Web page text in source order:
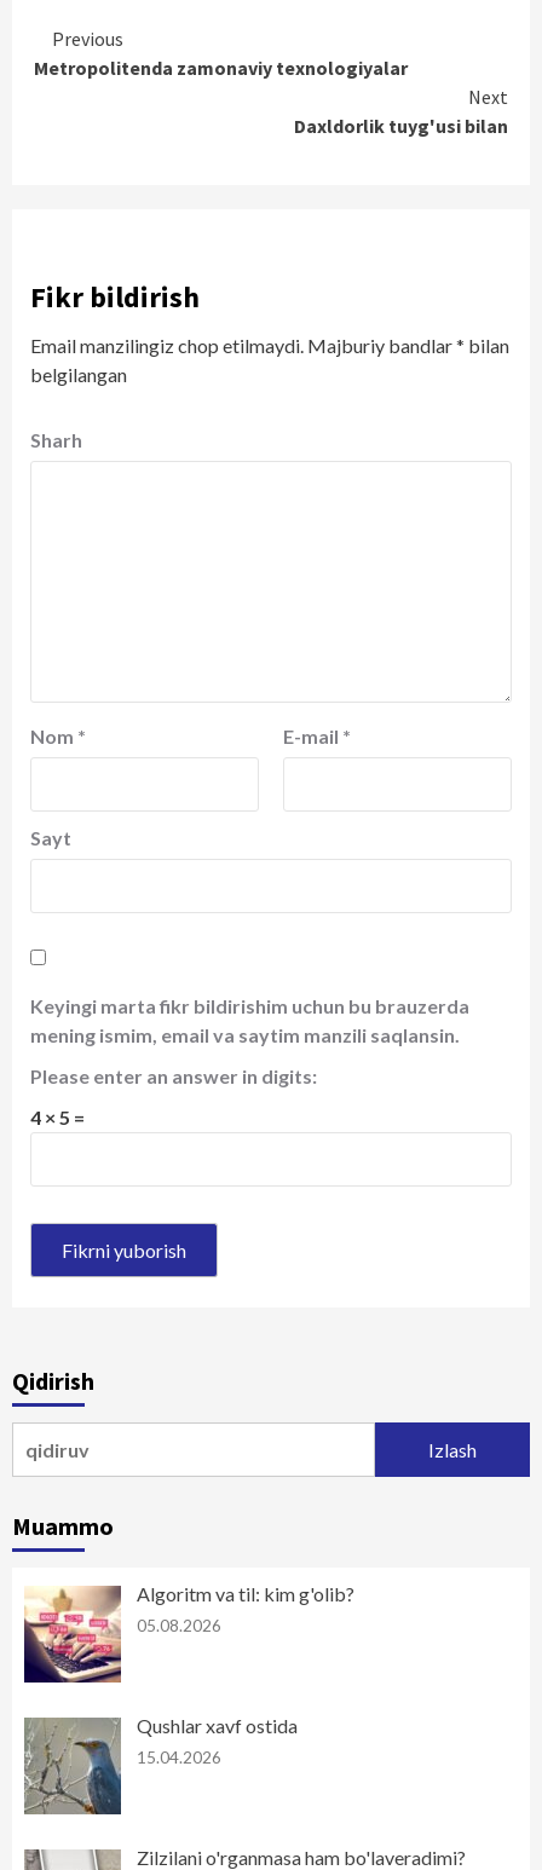
Continue
Reading
Previous
Metropolitenda zamonaviy texnologiyalar
Next
Daxldorlik tuyg'usi bilan
Fikr bildirish
Email manzilingiz chop etilmaydi. Majburiy bandlar* bilan
belgilangan
Sharh
Nom * E-mail *
Sayt
Keyingi marta fikr bildirishim uchun bu brauzerda
mening ismim, email va saytim manzili saqlansin.
Please enter an answer in digits:
4 × 5 =
Qidirish
Muammo
Algoritm va til: kim g'olib?
05.08.2026
Qushlar xavf ostida
15.04.2026
Zilzilani o'rganmasa ham bo'laveradimi?